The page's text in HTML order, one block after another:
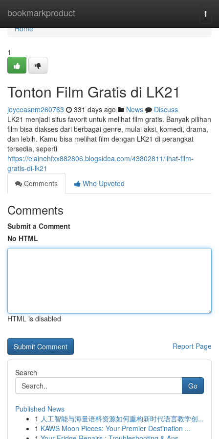
bookmarkproduct
Home
Home
1
Tonton Film Gratis di LK21
joyceasnm260763 331 days ago News
Discuss
LK21 menjadi situs favorit untuk melihat film gratis. Banyak pilihan
film bisa diakses dari berbagai genre, mulai aksi, komedi, drama,
dan lebih. Kamu bisa melihat film dengan LK21 di perangkat
tersedia, seperti
https://elainehfxx882806.blogsidea.com/43802811/lihat-film-
gratis-di-lk21
Comments
Who Upvoted
Comments
Submit a Comment
No HTML
HTML is disabled
Report Page
Search
Go
Published News
1 人工智能与海量语料资源如何重构新时代语言教学创...
1 KAWS Moon Pieces: Your Premier Destination ...